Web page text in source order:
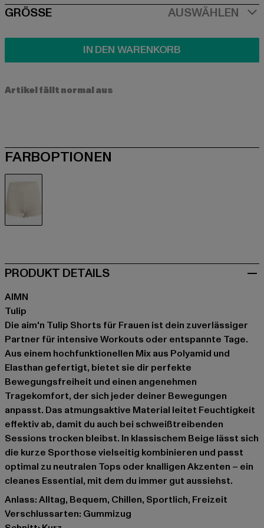
SIZE
GRÖSSE AUSWÄHLEN
IN DEN WARENKORB
Artikel fällt normal aus
FARBOPTIONEN
PRODUKT DETAILS
AIMN
Tulip
Die aim'n Tulip Shorts für Frauen ist dein zuverlässiger
Partner für intensive Workouts oder entspannte Tage.
Aus einem hochfunktionellen Mix aus Polyamid und
Elasthan gefertigt, bietet sie dir perfekte
Bewegungsfreiheit und einen angenehmen
Tragekomfort, der sich jeder deiner Bewegungen
anpasst. Das atmungsaktive Material leitet Feuchtigkeit
effektiv ab, damit du auch bei schweißtreibenden
Sessions trocken bleibst. In klassischem Beige lässt sich
die kurze Sporthose vielseitig kombinieren und passt
optimal zu neutralen Tops oder knalligen Akzenten – ein
cleanes Essential, mit dem du immer gut aussiehst.
Anlass: Alltag, Bequem, Chillen, Sportlich, Freizeit
Verschlussarten: Gummizug